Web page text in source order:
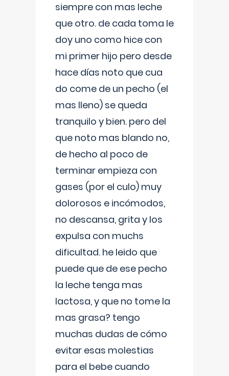
siempre con mas leche
que otro. de cada toma le
doy uno como hice con
mi primer hijo pero desde
hace días noto que cua
do come de un pecho (el
mas lleno) se queda
tranquilo y bien. pero del
que noto mas blando no,
de hecho al poco de
terminar empieza con
gases (por el culo) muy
dolorosos e incómodos,
no descansa, grita y los
expulsa con muchs
dificultad. he leido que
puede que de ese pecho
la leche tenga mas
lactosa, y que no tome la
mas grasa? tengo
muchas dudas de cómo
evitar esas molestias
para el bebe cuando